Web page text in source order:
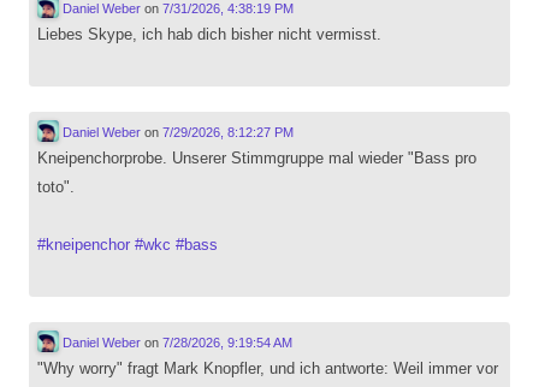
Daniel Weberon 7/31/2026, 4:38:19 PM
Liebes Skype, ich hab dich bisher nicht vermisst.
Daniel Weberon 7/29/2026, 8:12:27 PM
Kneipenchorprobe. Unserer Stimmgruppe mal wieder "Bass pro
toto".
#kneipenchor #wkc #bass
Daniel Weberon 7/28/2026, 9:19:54 AM
"Why worry" fragt Mark Knopfler, und ich antworte: Weil immer vor